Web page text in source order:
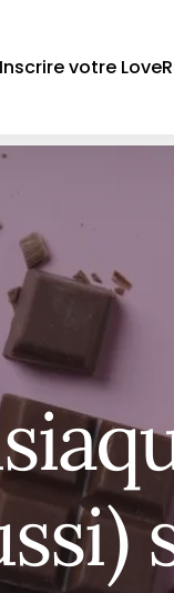
Rhône
Maritime
Comté
Inscrire votre